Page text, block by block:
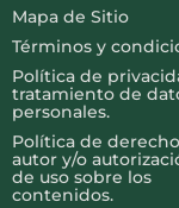
Mapa de Sitio
Términos y
Política de
tratamiento de
personales.
Política de
autor y/o
de uso sobre los
contenidos.